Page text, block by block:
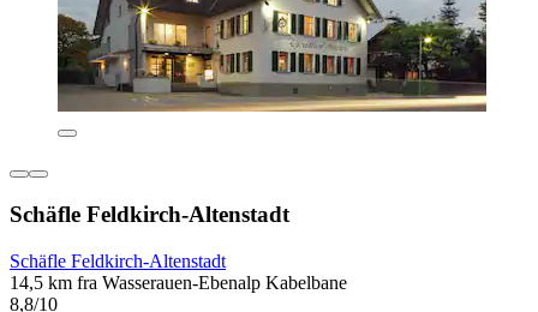
Schäfle Feldkirch-Altenstadt
Schäfle Feldkirch-Altenstadt
14,5 km fra Wasserauen-Ebenalp Kabelbane
8,8/10